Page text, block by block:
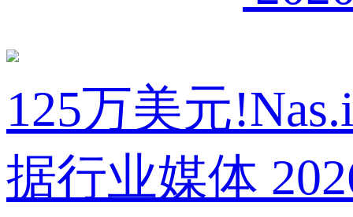
125万美元
据行业媒体